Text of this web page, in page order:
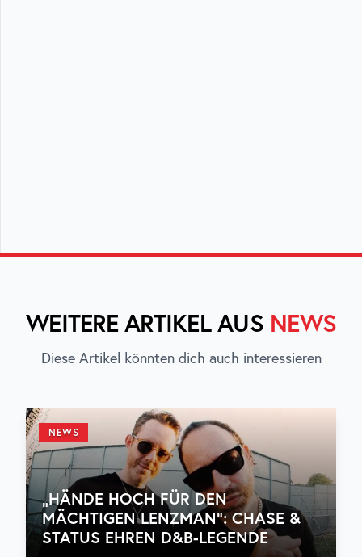
WEITERE ARTIKEL AUS NEWS
Diese Artikel könnten dich auch interessieren
NEWS
„HÄNDE HOCH FÜR DEN
MÄCHTIGEN LENZMAN“: CHASE &
STATUS EHREN D&B-LEGENDE